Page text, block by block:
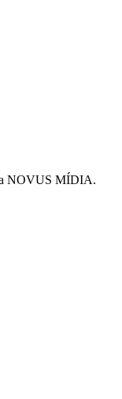
NOVUS MÍDIA.